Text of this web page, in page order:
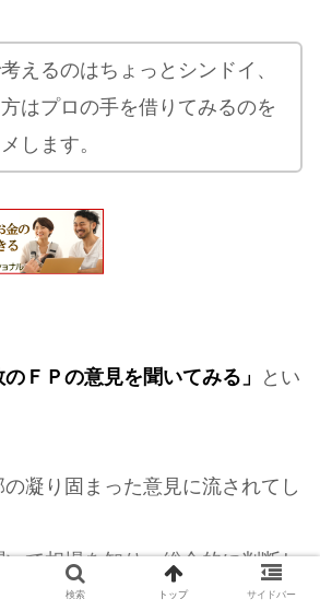
えるのはちょっとシンドイ、
はプロの手を借りてみるのを
します。
のＦＰの意見を聞いてみる」
とい
凝り固まった意見に流されてし
て相場を知り、総合的に判断し
検索 トップ サイドバー